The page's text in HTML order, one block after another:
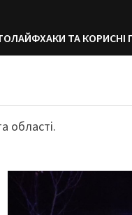
ТА КОРИСНІ
області.